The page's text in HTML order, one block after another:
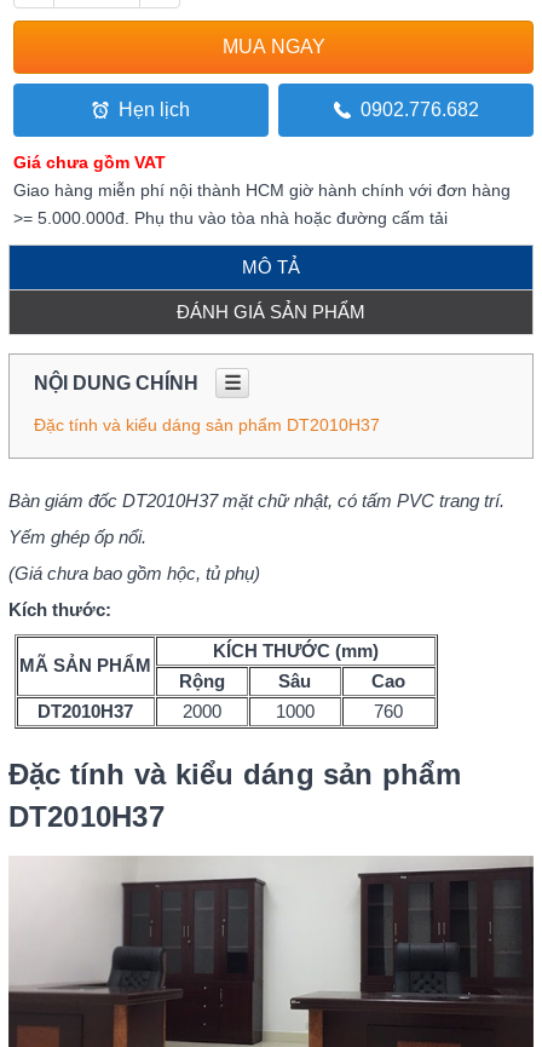
Hẹn lịch 0902.776.682
Giá chưa gồm VAT
Giao hàng miễn phí nội thành HCM giờ hành chính với đơn hàng
>= 5.000.000đ. Phụ thu vào tòa nhà hoặc đường cấm tải
MÔ TẢ
ĐÁNH GIÁ SẢN PHẨM
NỘI DUNG CHÍNH ☰
Đặc tính và kiểu dáng sản phẩm DT2010H37
Bàn giám đốc DT2010H37 mặt chữ nhật, có tấm PVC trang trí.
Yếm ghép ốp nổi.
(Giá chưa bao gồm hộc, tủ phụ)
Kích thước:
MÃ SẢN PHẨM
KÍCH THƯỚC (mm)
Rộng
Sâu
Cao
DT2010H37
2000 1000 760
Đặc tính và kiểu dáng sản phẩm
DT2010H37